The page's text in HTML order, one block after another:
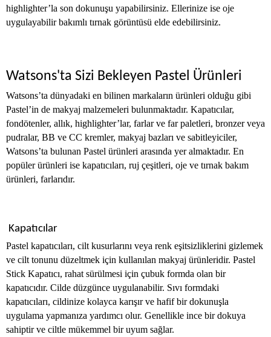
highlighter’la son dokunuşu yapabilirsiniz. Ellerinize ise oje
uygulayabilir bakımlı tırnak görüntüsü elde edebilirsiniz.
Watsons'ta Sizi Bekleyen Pastel Ürünleri
Watsons’ta dünyadaki en bilinen markaların ürünleri olduğu gibi
Pastel’in de makyaj malzemeleri bulunmaktadır. Kapatıcılar,
fondötenler, allık, highlighter’lar, farlar ve far paletleri, bronzer veya
pudralar, BB ve CC kremler, makyaj bazları ve sabitleyiciler,
Watsons’ta bulunan Pastel ürünleri arasında yer almaktadır. En
popüler ürünleri ise kapatıcıları, ruj çeşitleri, oje ve tırnak bakım
ürünleri, farlarıdır.
Kapatıcılar
Pastel kapatıcıları, cilt kusurlarını veya renk eşitsizliklerini gizlemek
ve cilt tonunu düzeltmek için kullanılan makyaj ürünleridir. Pastel
Stick Kapatıcı, rahat sürülmesi için çubuk formda olan bir
kapatıcıdır. Cilde düzgünce uygulanabilir. Sıvı formdaki
kapatıcıları, cildinize kolayca karışır ve hafif bir dokunuşla
uygulama yapmanıza yardımcı olur. Genellikle ince bir dokuya
sahiptir ve ciltle mükemmel bir uyum sağlar.